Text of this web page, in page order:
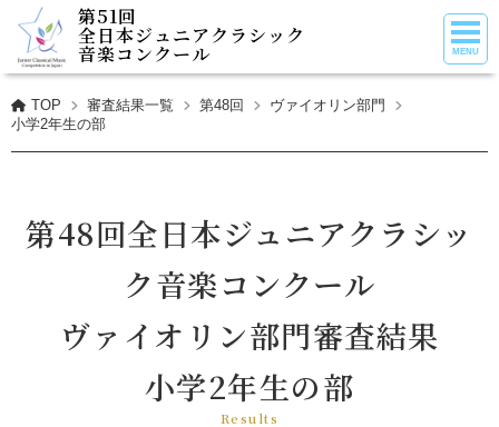
第51回
全日本ジュニアクラシック
音楽コンクール
TOP 審査結果一覧 第48回
ヴァイオリン部門
小学2年生の部
第48回全日本ジュニアクラシッ
ク音楽コンクール
ヴァイオリン部門審査結果
小学2年生の部
Results